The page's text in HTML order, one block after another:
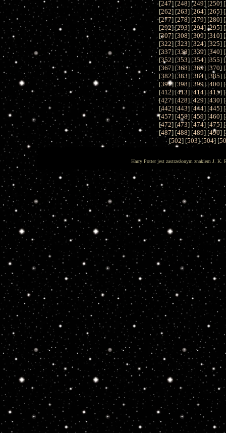
[247] [248] [249] [250] [
[262] [263] [264] [265] [
[277] [278] [279] [280] [
[292] [293] [294] [295] [
[307] [308] [309] [310] [
[322] [323] [324] [325] [
[337] [338] [339] [340] [
[352] [353] [354] [355] [
[367] [368] [369] [370] [
[382] [383] [384] [385] [
[397] [398] [399] [400] [
[412] [413] [414] [415] [
[427] [428] [429] [430] [
[442] [443] [444] [445] [
[457] [458] [459] [460] [
[472] [473] [474] [475] [
[487] [488] [489] [490] [
[502] [503] [504] [
Harry Potter jest zastrzeżonym znakiem J. K.